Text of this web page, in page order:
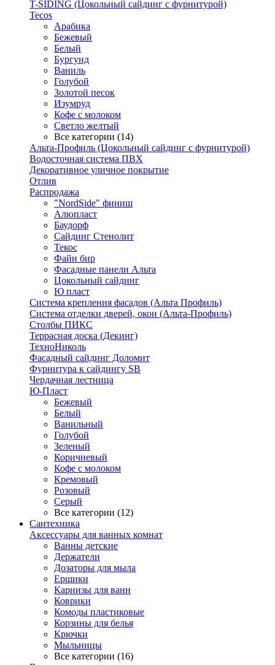
T-SIDING (Цокольный сайдинг с фурнитурой)
Tecos
Арабика
Бежевый
Белый
Бургунд
Ваниль
Голубой
Золотой песок
Изумруд
Кофе с молоком
Светло желтый
Все категории (14)
Альта-Профиль (Цокольный сайдинг с фурнитурой)
Водосточная система ПВХ
Декоративное уличное покрытие
Отлив
Распродажа
"NordSide" финиш
Алюпласт
Баудорф
Сайдинг Стенолит
Текос
Файн бир
Фасадные панели Альта
Цокольный сайдинг
Ю пласт
Система крепления фасадов (Альта Профиль)
Система отделки дверей, окон (Альта-Профиль)
Столбы ПИКС
Террасная доска (Декинг)
ТехноНиколь
Фасадный сайдинг Доломит
Фурнитура к сайдингу SB
Чердачная лестница
Ю-Пласт
Бежевый
Белый
Ванильный
Голубой
Зеленый
Коричневый
Кофе с молоком
Кремовый
Розовый
Серый
Все категории (12)
Сантехника
Аксессуары для ванных комнат
Ванны детские
Держатели
Дозаторы для мыла
Ершики
Карнизы для ванн
Коврики
Комоды пластиковые
Корзины для белья
Крючки
Мыльницы
Все категории (16)